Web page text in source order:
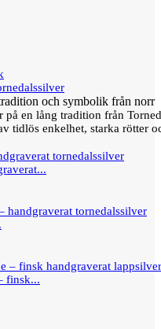
och symbolik från norr
på en lång tradition från
tidlös enkelhet, starka rötter
finsk...